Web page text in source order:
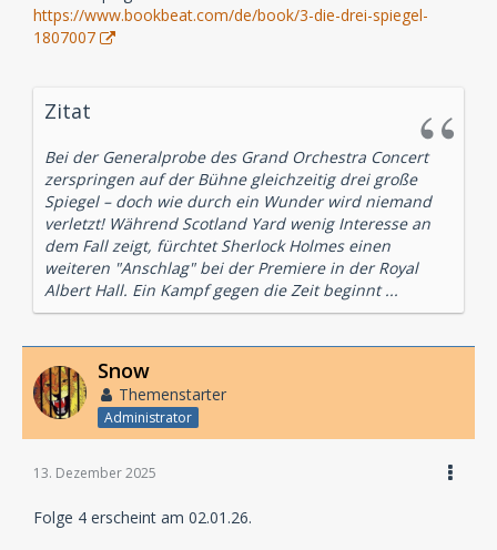
https://www.bookbeat.com/de/book/3-die-drei-spiegel-
1807007
Zitat
Bei der Generalprobe des Grand Orchestra Concert
zerspringen auf der Bühne gleichzeitig drei große
Spiegel – doch wie durch ein Wunder wird niemand
verletzt! Während Scotland Yard wenig Interesse an
dem Fall zeigt, fürchtet Sherlock Holmes einen
weiteren "Anschlag" bei der Premiere in der Royal
Albert Hall. Ein Kampf gegen die Zeit beginnt ...
Snow
Themenstarter
Administrator
13. Dezember 2025
Folge 4 erscheint am 02.01.26.